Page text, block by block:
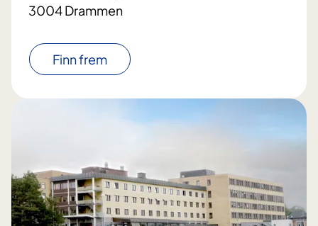
3004 Drammen
Finn frem